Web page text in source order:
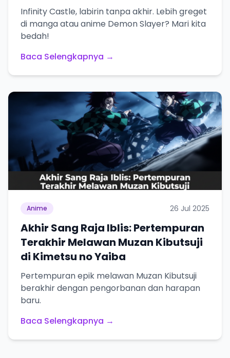
Infinity Castle, labirin tanpa akhir. Lebih greget
di manga atau anime Demon Slayer? Mari kita
bedah!
Baca Selengkapnya →
Anime 26 Jul 2025
Akhir Sang Raja Iblis: Pertempuran
Terakhir Melawan Muzan Kibutsuji
di Kimetsu no Yaiba
Pertempuran epik melawan Muzan Kibutsuji
berakhir dengan pengorbanan dan harapan
baru.
Baca Selengkapnya →